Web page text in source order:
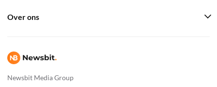
Newsbit Media Group
Over ons